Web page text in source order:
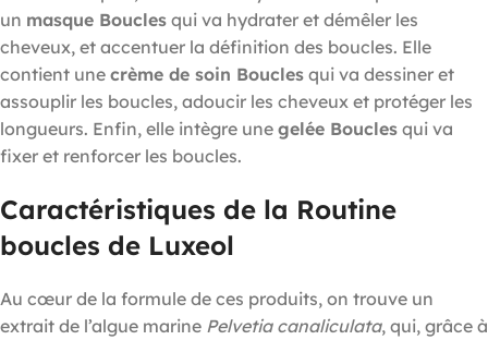
un masque Boucles qui va hydrater et démêler les
cheveux, et accentuer la définition des boucles. Elle
contient une crème de soin Boucles qui va dessiner et
assouplir les boucles, adoucir les cheveux et protéger les
longueurs. Enfin, elle intègre une gelée Boucles qui va
fixer et renforcer les boucles.
Caractéristiques de la Routine
boucles de Luxeol
Au cœur de la formule de ces produits, on trouve un
extrait de l’algue marine Pelvetia canaliculata, qui, grâce à